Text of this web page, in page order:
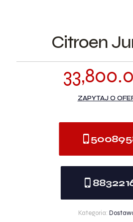
Citroen
ZAPYTAJ O
Kategoria: